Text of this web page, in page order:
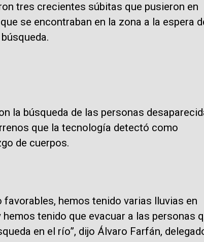
tres crecientes súbitas que pusieron en
se encontraban en la zona a la espera
la búsqueda de las personas
que la tecnología detectó como
de cuerpos.
hemos tenido varias lluvias en
tenido que evacuar a las personas
en el río”, dijo Álvaro Farfán,